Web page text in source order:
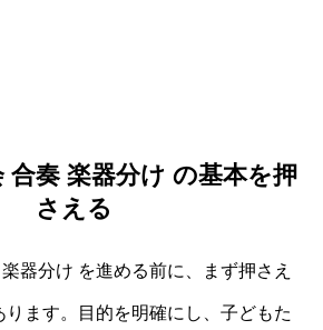
合奏 楽器分け の基本を押
さえる
器分け を進める前に、まず押さえ
ます。目的を明確にし、子どもた